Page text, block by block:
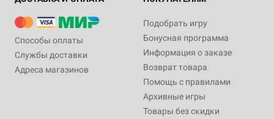
Способы оплаты
Службы доставки
Адреса магазинов
Подобрать игру
Бонусная программа
Информация о заказе
Возврат товара
Помощь с правилами
Архивные игры
Товары без скидки